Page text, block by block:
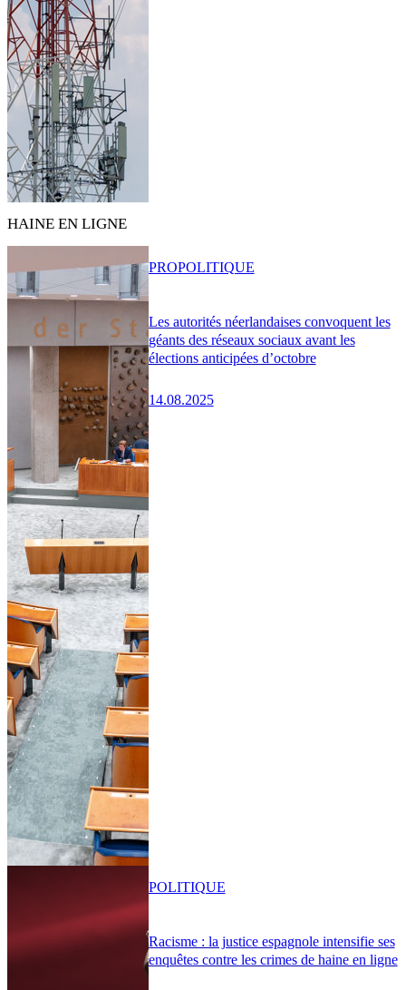
HAINE EN LIGNE
Les autorités néerlandaises convoquent les
géants des réseaux sociaux avant les
élections anticipées d’octobre
14.08.2025
PROPOLITIQUE
Racisme : la justice espagnole intensifie ses
enquêtes contre les crimes de haine en ligne
POLITIQUE